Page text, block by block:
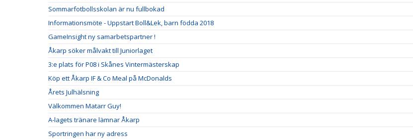
Sommarfotbollsskolan är nu fullbokad
Informationsmöte - Uppstart Boll&Lek, barn födda 2018
GameInsight ny samarbetspartner !
Åkarp söker målvakt till Juniorlaget
3:e plats för P08 i Skånes Vintermästerskap
Köp ett Åkarp IF & Co Meal på McDonalds
Årets Julhälsning
Välkommen Matarr Guy!
A-lagets tränare lämnar Åkarp
Sportringen har ny adress